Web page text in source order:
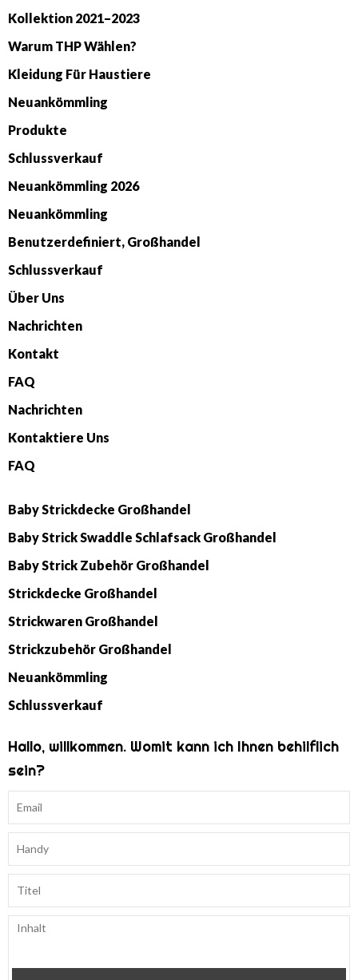
Kollektion 2021–2023
Warum THP Wählen?
Kleidung Für Haustiere
Neuankömmling
Produkte
Schlussverkauf
Neuankömmling 2026
Neuankömmling
Benutzerdefiniert, Großhandel
Schlussverkauf
Über Uns
Nachrichten
Kontakt
FAQ
Nachrichten
Kontaktiere Uns
FAQ
Baby Strickdecke Großhandel
Baby Strick Swaddle Schlafsack Großhandel
Baby Strick Zubehör Großhandel
Strickdecke Großhandel
Strickwaren Großhandel
Strickzubehör Großhandel
Neuankömmling
Schlussverkauf
Hallo, willkommen. Womit kann ich Ihnen behilflich
sein?